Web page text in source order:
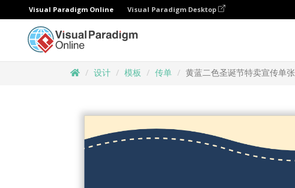
Visual Paradigm Online Visual Paradigm Desktop
设计 模板 传单 黄蓝二色圣诞节特卖宣传单张